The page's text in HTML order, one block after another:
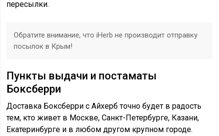
пересылки.
Обратите внимание, что iHerb не производит отправку
посылок в Крым!
Пункты выдачи и постаматы
Боксберри
Доставка Боксберри с Айхерб точно будет в радость
тем, кто живет в Москве, Санкт-Петербурге, Казани,
Екатеринбурге и в любом другом крупном городе.